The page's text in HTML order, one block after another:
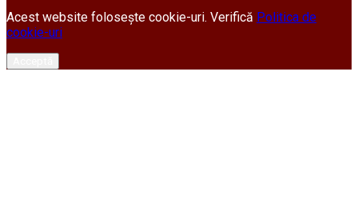
Acest website folosește cookie-uri. Verifică Politica de
cookie-uri